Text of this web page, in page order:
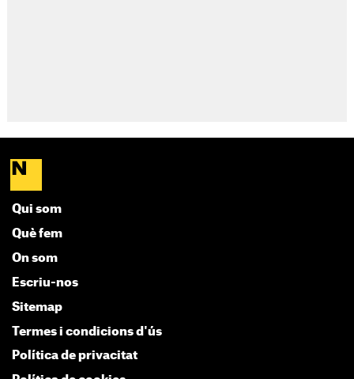
Qui som
Què fem
On som
Escriu-nos
Sitemap
Termes i condicions d'ús
Política de privacitat